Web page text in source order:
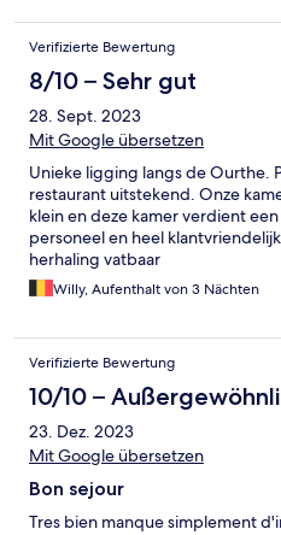
Verifizierte Bewertung
8/10 – Sehr gut
28. Sept. 2023
Mit Google übersetzen
Unieke ligging langs de Ourthe.
restaurant uitstekend. Onze
klein en deze kamer verdient
personeel en heel
herhaling vatbaar
Willy, Aufenthalt von 3 Nächten
Verifizierte Bewertung
10/10 –
23. Dez. 2023
Mit Google übersetzen
Bon sejour
Tres bien manque simplement